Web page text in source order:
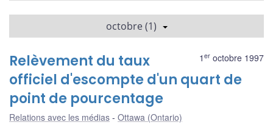
octobre (1)
1 er octobre 1997
Relèvement du taux
officiel d'escompte d'un quart de
point de pourcentage
Relations avec les médias Ottawa (Ontario)